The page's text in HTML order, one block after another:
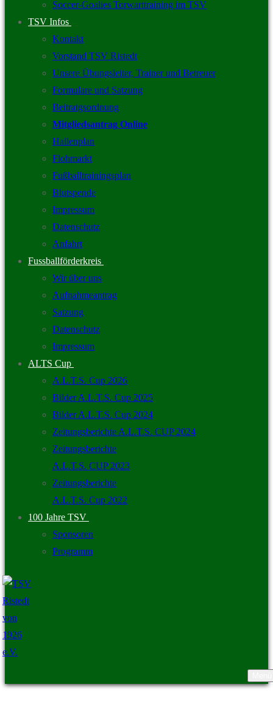
Soccer-Goalies Torwarttraining im TSV
TSV Infos
Kontakt
Vorstand TSV Ristedt
Unsere Übungsleiter, Trainer und Betreuer
Formulare und Satzung
Beitratgsordnung
Mitgliedsantrag Online
Hallenplan
Flohmarkt
Fußballtrainingsplan
Blutspende
Impressum
Datenschutz
Anfahrt
Fussballförderkreis
Wir über uns
Aufnahmeantrag
Satzung
Datenschutz
Impressum
ALTS Cup
A.L.T.S. Cup 2026
Bilder A.L.T.S. Cup 2025
Bilder A.L.T.S. Cup 2024
Zeitungsberichte A.L.T.S. CUP 2024
Zeitungsberichte
A.L.T.S. CUP 2023
Zeitungsberichte
A.L.T.S. Cup 2022
100 Jahre TSV
Sponsoren
Programm